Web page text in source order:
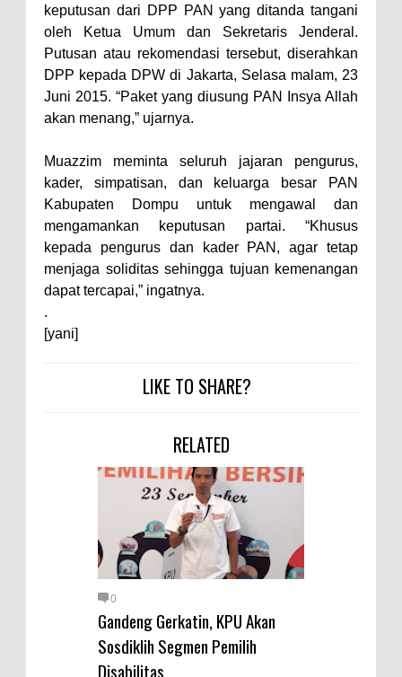
Kelurahan Oi Mbo, Dorong
Percepatan Bantuan BSPS
Wakil Wali Kota Bima
Konsultasikan Usulan Inpres
Jalan Daerah 2026 dan
NTB
Wali Kota Tekankan Disiplin ASN
dan Penguatan Kolaborasi
Wali Kota Bima Hadiri Rakornas
Kelautan dan Perikanan
Pemkot Jawab Pandangan
Pelaksanaan APBD Kota Bima
Bhayangkara Ke-80, Kapolres
Bima: Jadikan Tugas Sebagai
Ibadah, Kepercayaan Rakyat
Landasan Utama
Kado HUT Bhayangkara Ke-80,
Kapolres Bima Pimpin Kenaikan
Bakti Sosial Bhayangkara Ke-80,
Satsamapta Polres Bima Bantu
keputusan dari DPP PAN yang ditanda tangani
oleh Ketua Umum dan Sekretaris Jenderal.
Putusan atau rekomendasi tersebut, diserahkan
DPP kepada DPW di Jakarta, Selasa malam, 23
Juni 2015. “Paket yang diusung PAN Insya Allah
akan menang,” ujarnya.
Muazzim meminta seluruh jajaran pengurus,
kader, simpatisan, dan keluarga besar PAN
Kabupaten Dompu untuk mengawal dan
mengamankan keputusan partai. “Khusus
kepada pengurus dan kader PAN, agar tetap
menjaga soliditas sehingga tujuan kemenangan
dapat tercapai,” ingatnya.
.
[yani]
LIKE TO SHARE?
RELATED
0
Gandeng Gerkatin, KPU Akan
Sosdiklih Segmen Pemilih
Disabilitas